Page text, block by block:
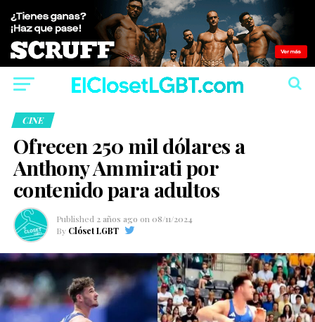
CINE
Ofrecen 250 mil dólares a
Anthony Ammirati por
contenido para adultos
Published 2 años ago on 08/11/2024
By Clóset LGBT